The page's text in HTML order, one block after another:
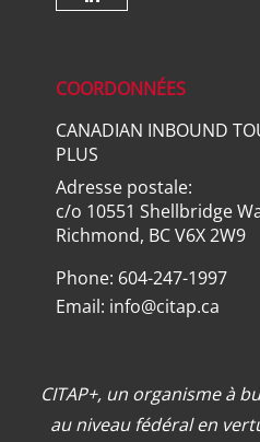
COORDONNÉES
CANADIAN INBOUND
PLUS
Adresse postale:
c/o 10551 Shellbridge
Richmond, BC V6X 2W9
Phone: 604-247-1997
Email: info@citap.ca
CITAP+, un organisme à
au niveau fédéral en